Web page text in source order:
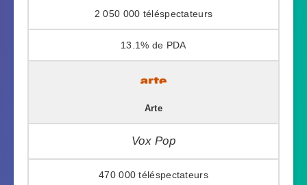
2 050 000
13.1%
Arte
Vox Pop
470 000